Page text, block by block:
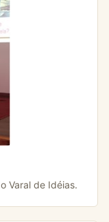
Varal de Idéias.